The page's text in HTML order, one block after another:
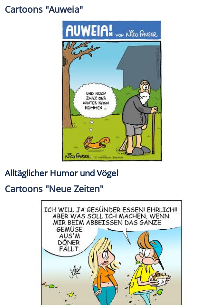
Cartoons "Auweia"
Alltäglicher Humor und Vögel
Cartoons "Neue Zeiten"